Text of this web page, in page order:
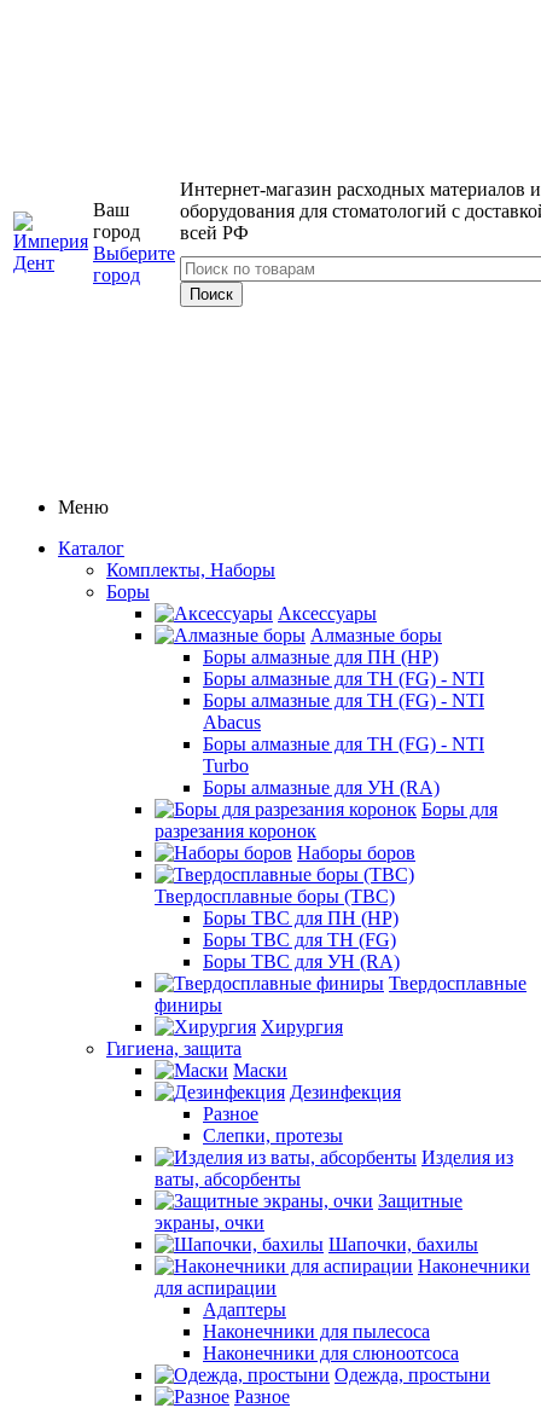
Ваш
город
Выберите
город
Интернет-магазин расходных материалов и
оборудования для стоматологий с
всей РФ
Меню
Каталог
Комплекты, Наборы
Боры
Аксессуары
Алмазные боры
Боры алмазные для ПН (HP)
Боры алмазные для ТН (FG) - NTI
Боры алмазные для ТН (FG) - NTI
Abacus
Боры алмазные для ТН (FG) - NTI
Turbo
Боры алмазные для УН (RA)
Боры для
разрезания коронок
Наборы боров
Твердосплавные боры (ТВС)
Боры ТВС для ПН (HP)
Боры ТВС для ТН (FG)
Боры ТВС для УН (RA)
Твердосплавные
финиры
Хирургия
Гигиена, защита
Маски
Дезинфекция
Разное
Слепки, протезы
Изделия из
ваты, абсорбенты
Защитные
экраны, очки
Шапочки, бахилы
Наконечники
для аспирации
Адаптеры
Наконечники для пылесоса
Наконечники для слюноотсоса
Одежда, простыни
Разное